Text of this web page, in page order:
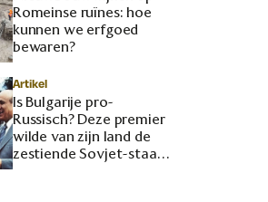
Romeinse ruïnes: hoe
kunnen we erfgoed
bewaren?
Artikel
Is Bulgarije pro-
Russisch? Deze premier
wilde van zijn land de
zestiende Sovjet-staat
maken